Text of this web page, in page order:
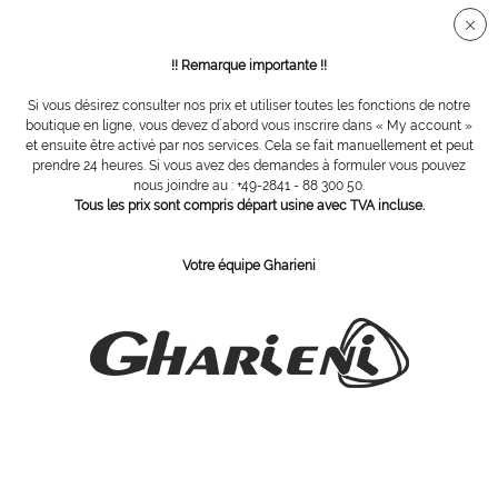
Vue d´ensemble Accessoires
Housse de tabouret pour siège
!! Remarque importante !!
Si vous désirez consulter nos prix et utiliser toutes les fonctions de notre
boutique en ligne, vous devez d´abord vous inscrire dans « My account »
et ensuite être activé par nos services. Cela se fait manuellement et peut
prendre 24 heures. Si vous avez des demandes à formuler vous pouvez
nous joindre au : +49-2841 - 88 300 50.
Tous les prix sont compris départ usine avec TVA incluse.
Votre équipe Gharieni